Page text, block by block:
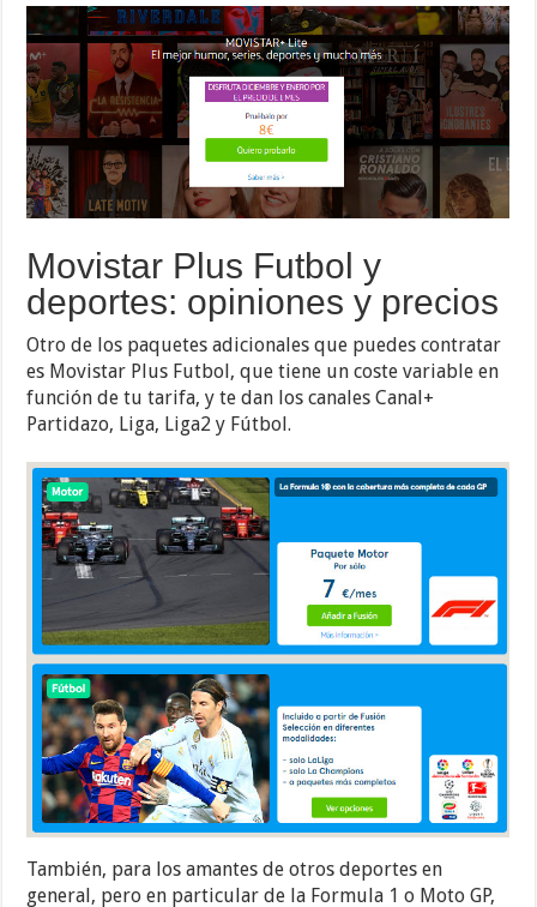
Movistar Plus Futbol y
deportes: opiniones y precios
Otro de los paquetes adicionales que puedes contratar
es Movistar Plus Futbol, que tiene un coste variable en
función de tu tarifa, y te dan los canales Canal+
Partidazo, Liga, Liga2 y Fútbol.
También, para los amantes de otros deportes en
general, pero en particular de la Formula 1 o Moto GP,